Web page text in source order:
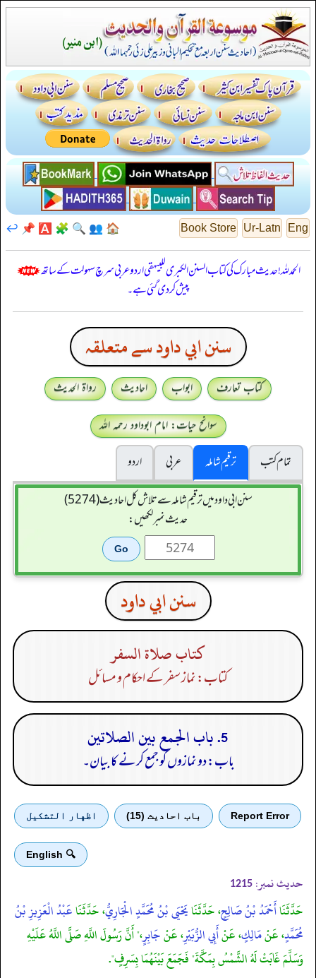
Eng
Ur-Latn
Book Store
🏠
👥
🔍
🧩
🅰️
📌
↩️
الحمدللہ! حدیث مبارک کی کتاب السنن الكبرى للبيهقي اردو عربی سرچ سہولت کے ساتھ
پیش کر دی گئی ہے۔
سنن ابي داود سے متعلقہ
کتاب تعارف ابواب احادیث
رواۃ الحدیث
سوانح حیات: امام ابوداود رحمہ اللہ
تمام کتب
ترقیم شاملہ عربی
اردو
سنن ابي داود میں ترقیم شاملہ سے تلاش کل احادیث (5274)
حدیث نمبر لکھیں:
سنن ابي داود
كتاب صلاة السفر
کتاب: نماز سفر کے احکام و مسائل
5. باب الجمع بين الصلاتين
باب: دو نمازوں کو جمع کرنے کا بیان۔
Report Error باب احادیث (15) اظهار التشكيل
🔍 English
حدیث نمبر: 1215
حَدَّثَنَاأَحْمَدُ بْنُ صَالِحٍ، حَدَّثَنَايَحْيَى بْنُ مُحَمَّدٍ الْجَارِيُّ، حَدَّثَنَاعَبْدُ الْعَزِيزِ بْنُ
مُحَمَّدٍ، عَنْمَالِكٍ، عَنْأَبِي الزُّبَيْرِ، عَنْجَابِرٍ،" أَنَّ رَسُولَ اللَّهِ صَلَّى اللَّهُ عَلَيْهِ
وَسَلَّمَ غَابَتْ لَهُ الشَّمْسُ بِمَكَّةَ" فَجَمَعَ بَيْنَهُمَا بِسَرِفٍ".